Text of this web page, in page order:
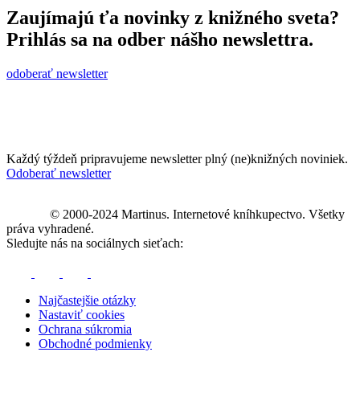
Zaujímajú ťa novinky z knižného sveta?
Prihlás sa na odber nášho newslettra.
odoberať newsletter
Každý týždeň pripravujeme newsletter plný (ne)knižných noviniek.
Odoberať newsletter
© 2000-2024 Martinus. Internetové kníhkupectvo. Všetky
práva vyhradené.
Sledujte nás na sociálnych sieťach:
Najčastejšie otázky
Nastaviť cookies
Ochrana súkromia
Obchodné podmienky